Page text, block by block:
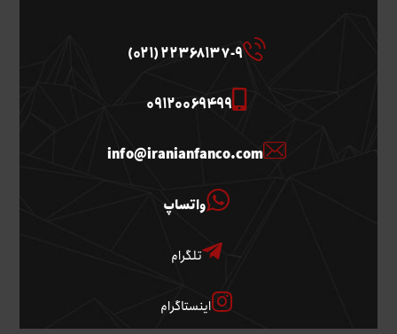
22368137-9 (021)
09120069499
info@iranianfanco.com
واتساپ
تلگرام
اینستاگرام